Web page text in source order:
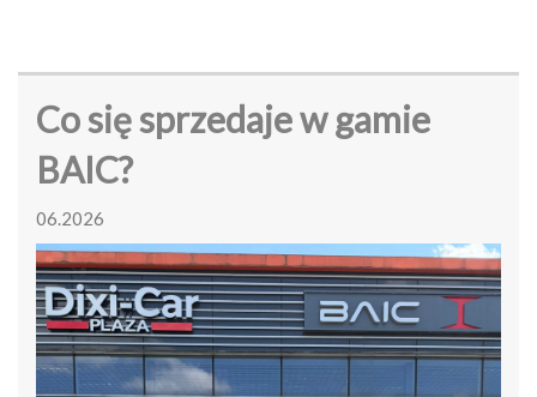
Co się sprzedaje w gamie
BAIC?
06.2026